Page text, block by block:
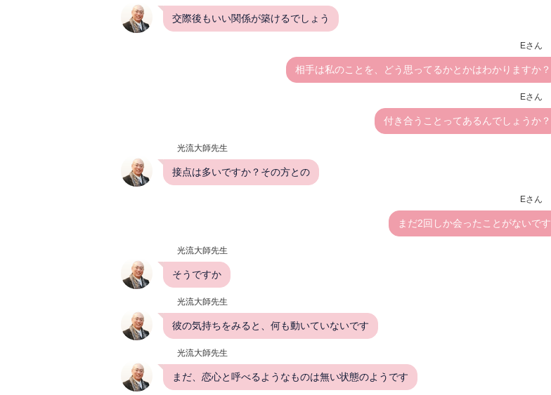
交際後もいい関係が築けるでしょう
Eさん
相手は私のことを、どう思ってるかとかはわかりますか？
Eさん
付き合うことってあるんでしょうか？
光流大師先生
接点は多いですか？その方との
Eさん
まだ2回しか会ったことがないです
光流大師先生
そうですか
光流大師先生
彼の気持ちをみると、何も動いていないです
光流大師先生
まだ、恋心と呼べるようなものは無い状態のようです